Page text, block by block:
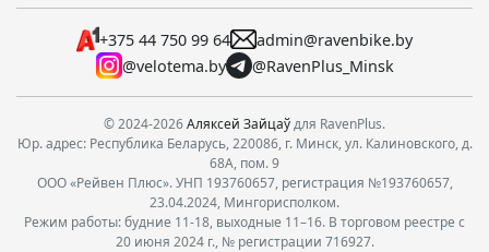
+375 44 750 99 64
admin@ravenbike.by
@velotema.by
@RavenPlus_Minsk
© 2024-2026Аляксей Зайцаўдля RavenPlus.
Юр. адрес: Республика Беларусь, 220086, г. Минск, ул. Калиновского, д.
68А, пом. 9
ООО «Рейвен Плюс». УНП 193760657, регистрация №193760657,
23.04.2024, Мингорисполком.
Режим работы: будние 11-18, выходные 11–16. В торговом реестре с
20 июня 2024 г., № регистрации 716927.